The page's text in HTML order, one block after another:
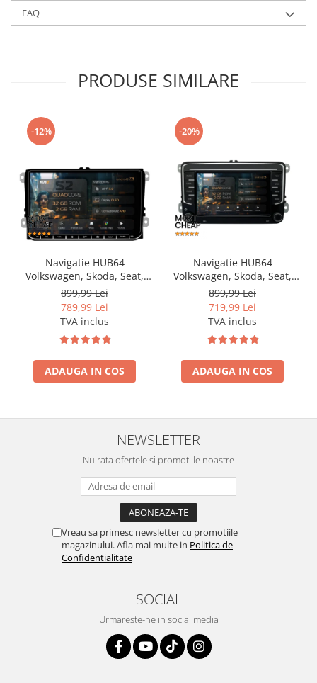
FAQ
PRODUSE SIMILARE
-12%
Navigatie HUB64
Volkswagen, Skoda, Seat,
2GB RAM, Android, GPS, Wi-
FI, Carplay, Android Auto,
USB, Bluetooth, Radio,
Waze, Touchscreen, 9 inch
899,99 Lei
789,99 Lei
TVA inclus
ADAUGA IN COS
-20%
Navigatie HUB64
Volkswagen, Skoda, Seat,
2GB RAM, Android, GPS, Wi-
FI, Carplay, Android Auto,
USB, Bluetooth, Radio,
Waze, Touchscreen, 7 inch
899,99 Lei
719,99 Lei
TVA inclus
ADAUGA IN COS
NEWSLETTER
Nu rata ofertele si promotiile noastre
Vreau sa primesc newsletter cu promotiile
magazinului. Afla mai multe in Politica de
Confidentialitate
SOCIAL
Urmareste-ne in social media